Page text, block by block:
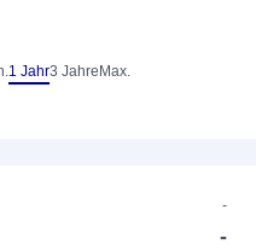
1 Jahr3 Jahre Max.
-
-